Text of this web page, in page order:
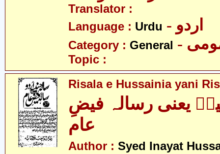
Translator :
Language : Urdu - اردو
Category : General
Topic :
Risala e Hussainia yani
یعنی رسالہ فیضِ
عام
Author : Syed Inayat